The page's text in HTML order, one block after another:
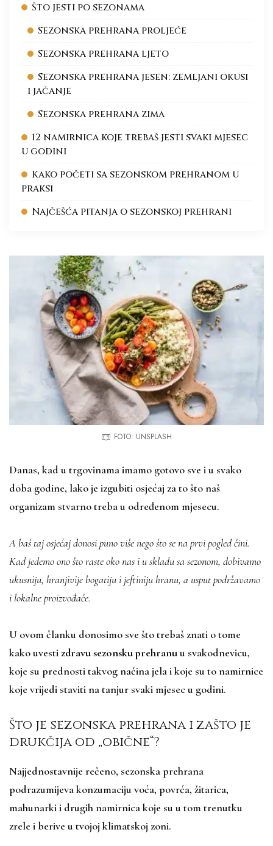
Što jesti po sezonama
Sezonska prehrana proljeće
Sezonska prehrana ljeto
Sezonska prehrana jesen: zemljani okusi
i jačanje
Sezonska prehrana zima
12 namirnica koje trebaš jesti svaki mjesec
u godini
Kako početi sa sezonskom prehranom u
praksi
Najčešća pitanja o sezonskoj prehrani
FOTO: UNSPLASH
Danas, kad u trgovinama imamo gotovo sve i u svako
doba godine, lako je izgubiti osjećaj za to što naš
organizam stvarno treba u određenom mjesecu.
A baš taj osjećaj donosi puno više nego što se na prvi pogled čini.
Kad jedemo ono što raste oko nas i u skladu sa sezonom, dobivamo
ukusniju, hranjivije bogatiju i jeftiniju hranu, a usput podržavamo
i lokalne proizvođače.
U ovom članku donosimo sve što trebaš znati o tome
kako uvesti zdravu sezonsku prehranuu svakodnevicu,
koje su prednosti takvog načina jela i koje su to namirnice
koje vrijedi staviti na tanjur svaki mjesec u godini.
Što je sezonska prehrana i zašto je
drukčija od „obične“?
Najjednostavnije rečeno, sezonska prehrana
podrazumijeva konzumaciju voća, povrća, žitarica,
mahunarki i drugih namirnica koje su u tom trenutku
zrele i berive u tvojoj klimatskoj zoni.